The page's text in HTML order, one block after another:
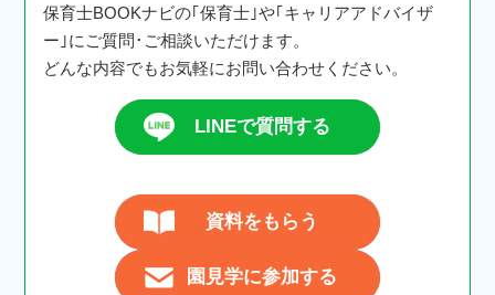
保育士BOOKナビの｢保育士｣や｢キャリアアドバイザ
ー｣にご質問･ご相談いただけます。
どんな内容でもお気軽にお問い合わせください。
LINEで質問する
資料をもらう
園見学に参加する